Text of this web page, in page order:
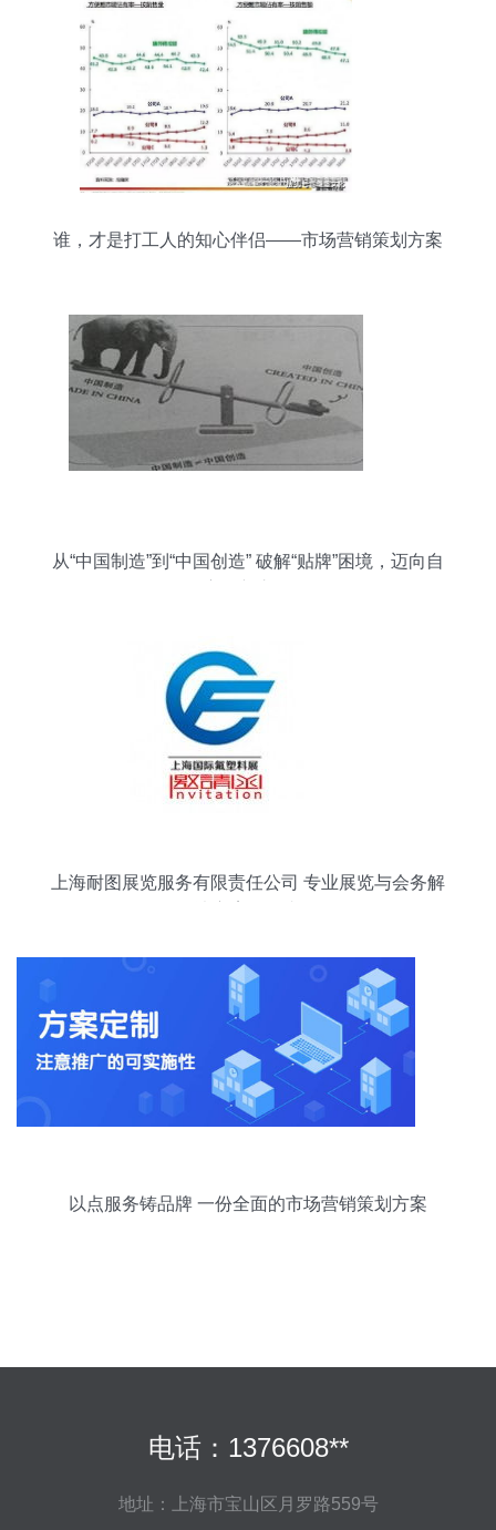
谁，才是打工人的知心伴侣——市场营销策划方案
从“中国制造”到“中国创造” 破解“贴牌”困境，迈向自
上海耐图展览服务有限责任公司 专业展览与会务解
以点服务铸品牌 一份全面的市场营销策划方案
电话：1376608**
地址：上海市宝山区月罗路559号